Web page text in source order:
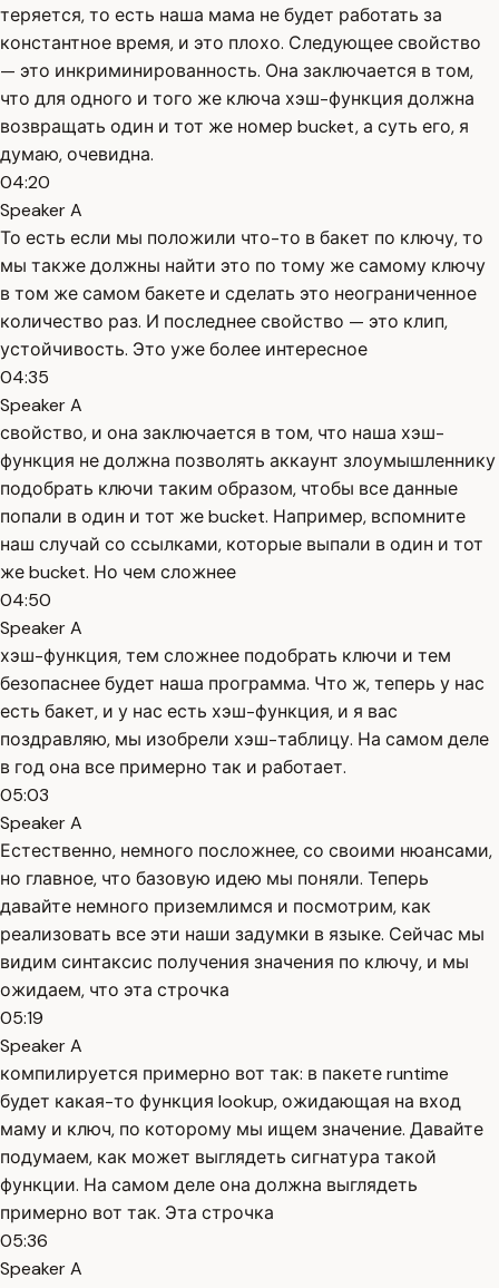
теряется, то есть наша мама не будет работать за
константное время, и это плохо. Следующее свойство
— это инкриминированность. Она заключается в том,
что для одного и того же ключа хэш-функция должна
возвращать один и тот же номер bucket, а суть его, я
думаю, очевидна.
04:20
Speaker A
То есть если мы положили что-то в бакет по ключу, то
мы также должны найти это по тому же самому ключу
в том же самом бакете и сделать это неограниченное
количество раз. И последнее свойство — это клип,
устойчивость. Это уже более интересное
04:35
Speaker A
свойство, и она заключается в том, что наша хэш-
функция не должна позволять аккаунт злоумышленнику
подобрать ключи таким образом, чтобы все данные
попали в один и тот же bucket. Например, вспомните
наш случай со ссылками, которые выпали в один и тот
же bucket. Но чем сложнее
04:50
Speaker A
хэш-функция, тем сложнее подобрать ключи и тем
безопаснее будет наша программа. Что ж, теперь у нас
есть бакет, и у нас есть хэш-функция, и я вас
поздравляю, мы изобрели хэш-таблицу. На самом деле
в год она все примерно так и работает.
05:03
Speaker A
Естественно, немного посложнее, со своими нюансами,
но главное, что базовую идею мы поняли. Теперь
давайте немного приземлимся и посмотрим, как
реализовать все эти наши задумки в языке. Сейчас мы
видим синтаксис получения значения по ключу, и мы
ожидаем, что эта строчка
05:19
Speaker A
компилируется примерно вот так: в пакете runtime
будет какая-то функция lookup, ожидающая на вход
маму и ключ, по которому мы ищем значение. Давайте
подумаем, как может выглядеть сигнатура такой
функции. На самом деле она должна выглядеть
примерно вот так. Эта строчка
05:36
Speaker A